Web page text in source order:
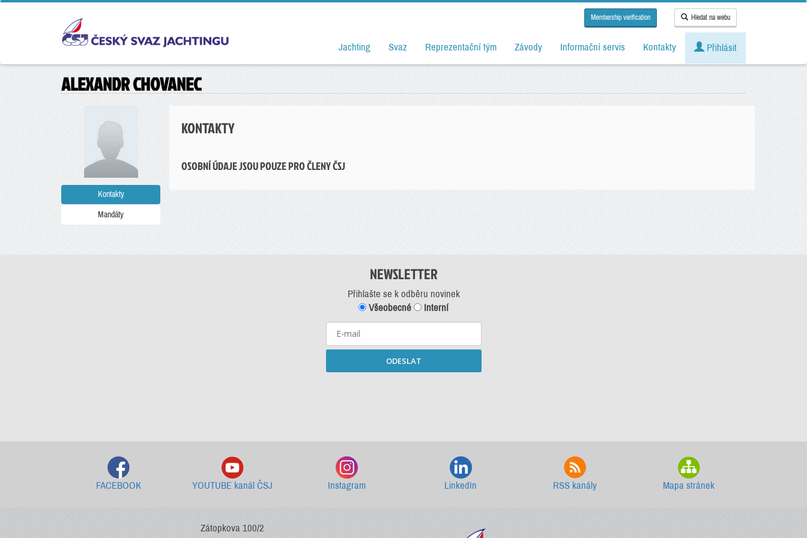
Membership verification Hledat na webu
Jachting Svaz Reprezentační tým Závody Informační servis Kontakty Přihlásit
ALEXANDR CHOVANEC
Kontakty
Mandáty
KONTAKTY
OSOBNÍ ÚDAJE JSOU POUZE PRO ČLENY ČSJ
NEWSLETTER
Přihlašte se k odběru novinek
Všeobecné
Interní
ODESLAT
FACEBOOK YOUTUBE kanál ČSJ Instagram LinkedIn RSS kanály Mapa stránek
Zátopkova 100/2